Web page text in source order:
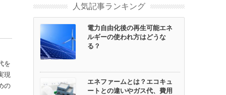
を
現
の
人気記事ランキング
電力自由化後の再生可能エネ
ルギーの使われ方はどうな
る？
エネファームとは？エコキュ
ートとの違いやガス代、費用